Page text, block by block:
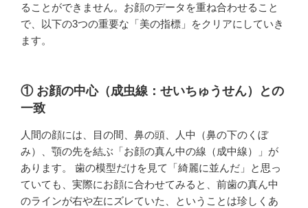
ることができません。お顔のデータを重ね合わせること
で、以下の3つの重要な「美の指標」をクリアにしていき
ます。
① お顔の中心（成虫線：せいちゅうせん）との
一致
人間の顔には、目の間、鼻の頭、人中（鼻の下のくぼ
み）、顎の先を結ぶ「お顔の真ん中の線（成中線）」が
あります。 歯の模型だけを見て「綺麗に並んだ」と思っ
ていても、実際にお顔に合わせてみると、前歯の真ん中
のラインが右や左にズレていた、ということは珍しくあ